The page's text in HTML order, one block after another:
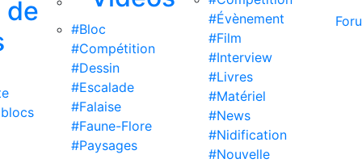
de
#Bloc
#Compétition
#Dessin
#Escalade
#Falaise
#Faune-Flore
#Paysages
#Évènement
#Film
#Interview
#Livres
#Matériel
#News
#Nidification
#Nouvelle